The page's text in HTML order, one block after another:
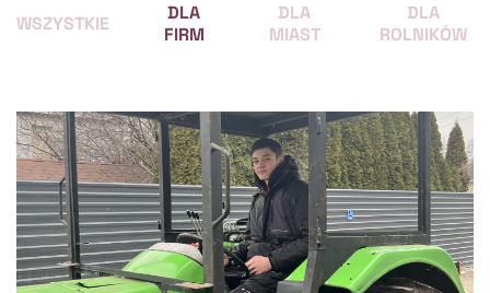
WSZYSTKIE
DLA
FIRM
DLA
MIAST
DLA
ROLNIKÓW